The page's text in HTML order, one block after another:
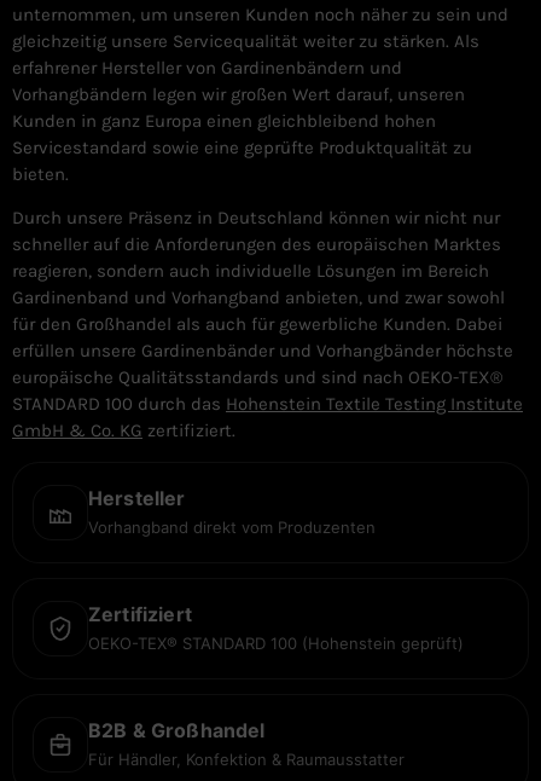
unternommen, um unseren Kunden noch näher zu sein und
gleichzeitig unsere Servicequalität weiter zu stärken. Als
erfahrener Hersteller von Gardinenbändern und
Vorhangbändern legen wir großen Wert darauf, unseren
Kunden in ganz Europa einen gleichbleibend hohen
Servicestandard sowie eine geprüfte Produktqualität zu
bieten.
Durch unsere Präsenz in Deutschland können wir nicht nur
schneller auf die Anforderungen des europäischen Marktes
reagieren, sondern auch individuelle Lösungen im Bereich
Gardinenband und Vorhangband anbieten, und zwar sowohl
für den Großhandel als auch für gewerbliche Kunden. Dabei
erfüllen unsere Gardinenbänder und Vorhangbänder höchste
europäische Qualitätsstandards und sind nach OEKO-TEX®
STANDARD 100 durch das Hohenstein Textile Testing Institute
GmbH & Co. KG zertifiziert.
Hersteller
Vorhangband direkt vom Produzenten
Zertifiziert
OEKO-TEX® STANDARD 100 (Hohenstein geprüft)
B2B & Großhandel
Für Händler, Konfektion & Raumausstatter